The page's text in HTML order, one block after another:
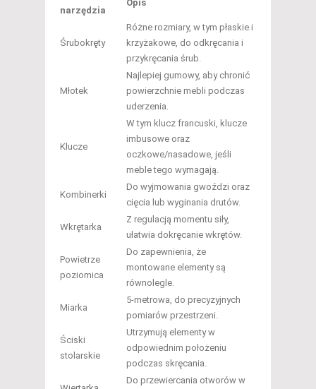
narzędzia
Opis
Śrubokręty
Różne rozmiary, w tym płaskie i
krzyżakowe, do odkręcania i
przykręcania śrub.
Młotek
Najlepiej gumowy, aby chronić
powierzchnie mebli podczas
uderzenia.
Klucze
W tym klucz francuski, klucze
imbusowe oraz
oczkowe/nasadowe, jeśli
meble tego wymagają.
Kombinerki
Do wyjmowania gwoździ oraz
cięcia lub wyginania drutów.
Wkrętarka
Z regulacją momentu siły,
ułatwia dokręcanie wkrętów.
Powietrze
poziomica
Do zapewnienia, że
montowane elementy są
równolegle.
Miarka
5-metrowa, do precyzyjnych
pomiarów przestrzeni.
Ściski
stolarskie
Utrzymują elementy w
odpowiednim położeniu
podczas skręcania.
Do przewiercania otworów w